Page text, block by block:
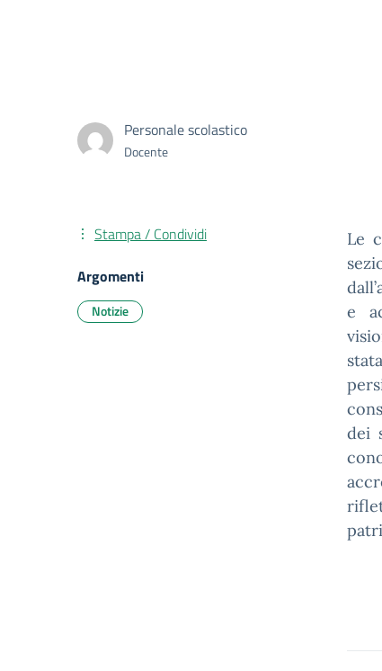
Personale scolastico
Docente
Le
e
dei
Stampa / Condividi
Argomenti
Notizie